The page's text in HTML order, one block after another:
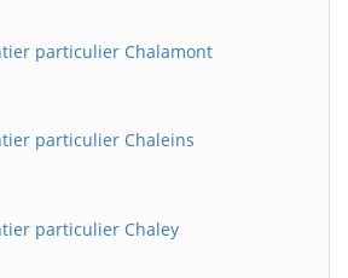
particulier Chalamont
particulier Chaleins
particulier Chaley